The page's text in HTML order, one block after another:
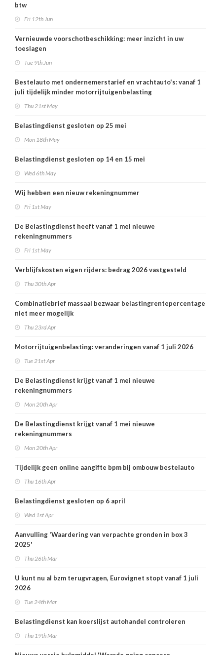
btw
Fri 12th Jun
Vernieuwde voorschotbeschikking: meer inzicht in uw
toeslagen
Tue 9th Jun
Bestelauto met ondernemerstarief en vrachtauto's: vanaf 1
juli tijdelijk minder motorrijtuigenbelasting
Thu 21st May
Belastingdienst gesloten op 25 mei
Mon 18th May
Belastingdienst gesloten op 14 en 15 mei
Wed 6th May
Wij hebben een nieuw rekeningnummer
Fri 1st May
De Belastingdienst heeft vanaf 1 mei nieuwe
rekeningnummers
Fri 1st May
Verblijfskosten eigen rijders: bedrag 2026 vastgesteld
Thu 30th Apr
Combinatiebrief massaal bezwaar belastingrentepercentage
niet meer mogelijk
Thu 23rd Apr
Motorrijtuigenbelasting: veranderingen vanaf 1 juli 2026
Tue 21st Apr
De Belastingdienst krijgt vanaf 1 mei nieuwe
rekeningnummers
Mon 20th Apr
De Belastingdienst krijgt vanaf 1 mei nieuwe
rekeningnummers
Mon 20th Apr
Tijdelijk geen online aangifte bpm bij ombouw bestelauto
Thu 16th Apr
Belastingdienst gesloten op 6 april
Wed 1st Apr
Aanvulling 'Waardering van verpachte gronden in box 3
2025'
Thu 26th Mar
U kunt nu al bzm terugvragen, Eurovignet stopt vanaf 1 juli
2026
Tue 24th Mar
Belastingdienst kan koerslijst autohandel controleren
Thu 19th Mar